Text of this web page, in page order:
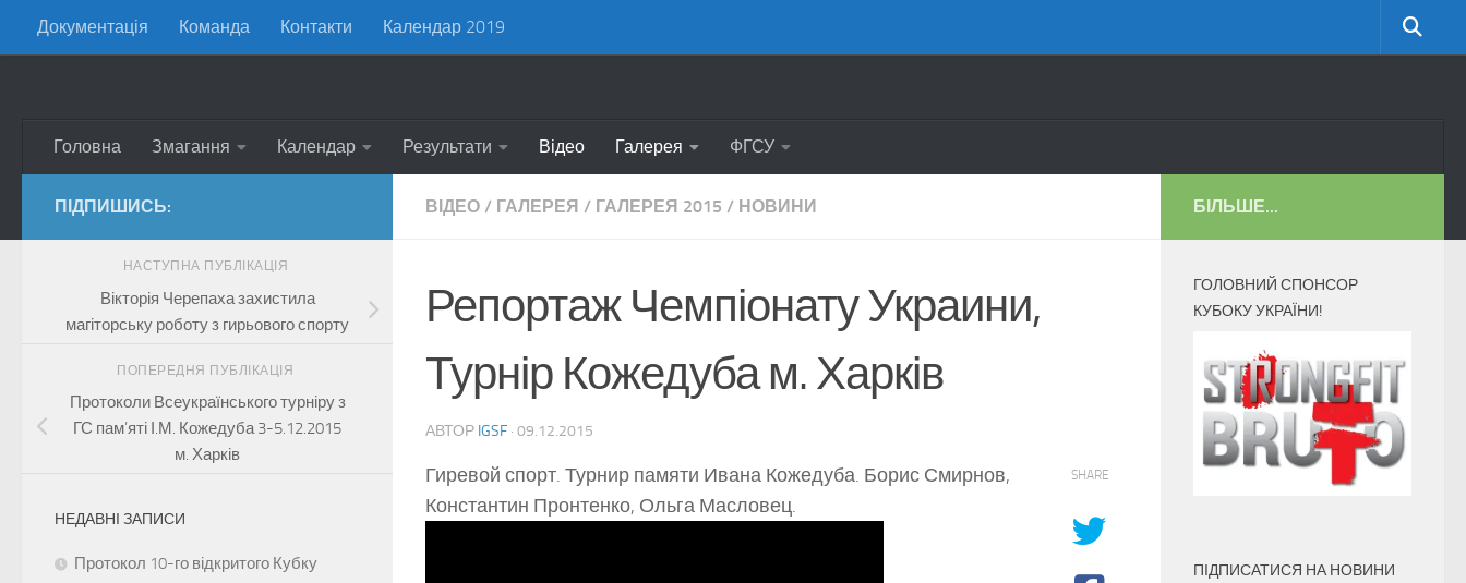
Skip to content
Документація Команда Контакти Календар 2019
Головна Змагання Календар Результати Відео Галерея ФГСУ
ВІДЕО / ГАЛЕРЕЯ / ГАЛЕРЕЯ 2015 / НОВИНИ
Репортаж Чемпіонату Украини,
Турнір Кожедуба м. Харків
АВТОР IGSF · 09.12.2015
Гиревой спорт. Турнир памяти Ивана Кожедуба. Борис Смирнов,
Константин Пронтенко, Ольга Масловец.
SHARE
ПІДПИШИСЬ:
НАСТУПНА ПУБЛІКАЦІЯ
Вікторія Черепаха захистила
магіторську роботу з гирьового спорту
ПОПЕРЕДНЯ ПУБЛІКАЦІЯ
Протоколи Всеукраїнського турніру з
ГС пам’яті І.М. Кожедуба 3-5.12.2015
м. Харків
НЕДАВНІ ЗАПИСИ
Протокол 10-го відкритого Кубку
БІЛЬШЕ...
ГОЛОВНИЙ СПОНСОР
КУБОКУ УКРАЇНИ!
ПІДПИСАТИСЯ НА НОВИНИ